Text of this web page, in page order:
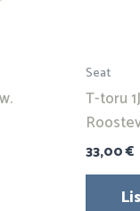
Seat
T-toru
33,00€